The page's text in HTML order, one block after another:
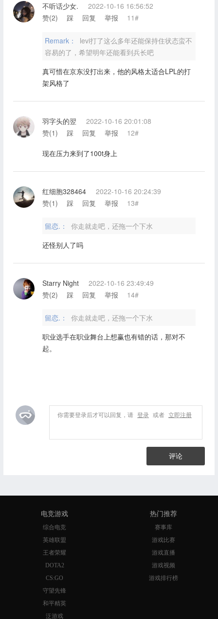
不听话少女.
2022-10-16 16:56:52
赞(2) 踩 回复 举报 11#
Remark：
levi打了这么多年还能保持住状态蛮不
容易的了，希望明年还能看到兵长吧
真可惜在京东没打出来，他的风格太适合LPL的打
架风格了
羽字头的翌
2022-10-16 20:01:08
赞(1) 踩 回复 举报 12#
现在压力来到了100t身上
红细胞328464
2022-10-16 20:24:39
赞(1) 踩 回复 举报 13#
留恋.：
你走就走吧，还拖一个下水
还怪别人了吗
Starry Night
2022-10-16 23:49:49
赞(2) 踩 回复 举报 14#
留恋.：
你走就走吧，还拖一个下水
职业选手在职业舞台上想赢也有错的话，那对不
起。
你需要登录后才可以回复，请 登录 或者 立即注册
评论
电竞游戏
综合电竞
英雄联盟
王者荣耀
DOTA2
CS:GO
守望先锋
和平精英
泛游戏
热门推荐
赛事库
游戏比赛
游戏直播
游戏视频
游戏排行榜